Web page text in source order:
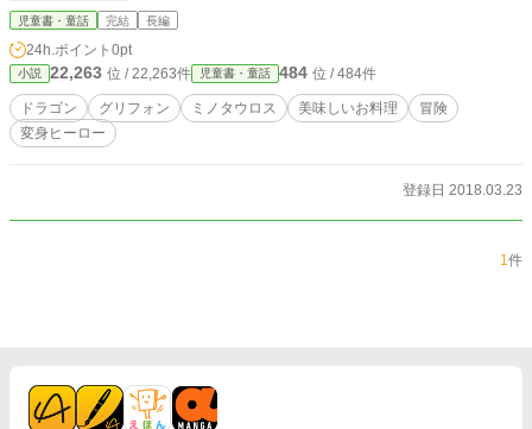
児童書・童話 完結 長編
24h.ポイント 0pt
小説 22,263 位 / 22,263件 児童書・童話 484 位 / 484件
ドラゴン グリフォン ミノタウロス 美味しいお料理
冒険
変身ヒーロー
登録日 2018.03.23
1件